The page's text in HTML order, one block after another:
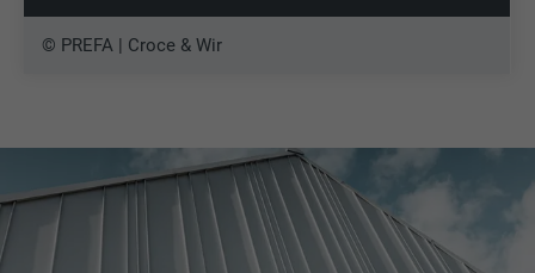
© PREFA | Croce & Wir